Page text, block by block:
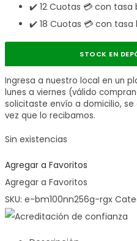
✔️ 12 Cuotas 💳 con tasa
✔️ 18 Cuotas 💳 con
STOCK EN
Ingresa a nuestro local en un
lunes a viernes (válido
solicitaste envío a domicilio,
vez que lo recibamos.
Sin existencias
Agregar a Favoritos
Agregar a Favoritos
SKU: e-bm100nn256g-rgx